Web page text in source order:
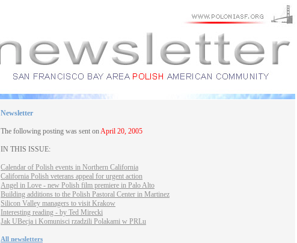
Newsletter
The following posting was sent onApril 20, 2005
IN THIS ISSUE:
Calendar of Polish events in Northern California
California Polish veterans appeal for urgent action
Angel in Love - new Polish film premiere in Palo Alto
Building additions to the Polish Pastoral Center in Martinez
Silicon Valley managers to visit Krakow
Interesting reading - by Ted Mirecki
Jak UBecja i Komunisci rzadzili Polakami w PRLu
All newsletters